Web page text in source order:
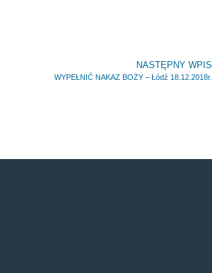
NASTĘPNY WPIS
WYPEŁNIĆ NAKAZ BOŻY – Łódź 18.12.2018r.